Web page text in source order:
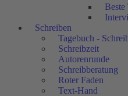
Beste
Schreiben
Tagebuch -
Schreibzeit
Autorenrunde
Schreibberatung
Roter Faden
Text-Hand